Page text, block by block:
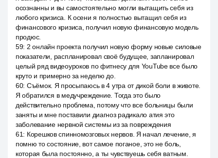
осознанны и вы самостоятельно могли вытащить себя из
любого кризиса. К осени я полностью вытащил себя из
финансового кризиса, получил новую финансовую модель
продюс.
59: 2 онлайн проекта получил новую форму новые силовые
показатели, распланировал своё будущее, запланировал
целый ряд видеоуроков по фитнесу для YouTube все было
круто и примерно за неделю до.
60: Съёмок. Я просыпаюсь в 4 утра от дикой боли в животе.
Я обратился в медучреждение. Тогда это было
действительно проблема, потому что все больницы были
заняты и мне поставили диагноз радикало атия это
заболевание нервной системы из за повреждения
61: Корешков спинномозговых нервов. Я начал лечение, я
помню то состояние, вот самое поганое, это не боль,
которая была постоянно, а ты чувствуешь себя ватным.